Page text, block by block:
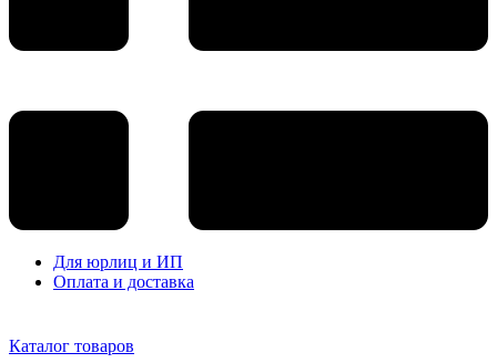
Для юрлиц и ИП
Оплата и доставка
Каталог товаров